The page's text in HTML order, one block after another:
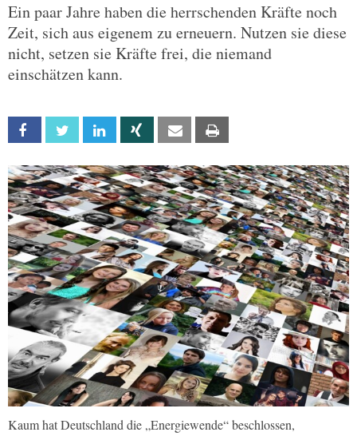
Ein paar Jahre haben die herrschenden Kräfte noch
Zeit, sich aus eigenem zu erneuern. Nutzen sie diese
nicht, setzen sie Kräfte frei, die niemand
einschätzen kann.
Facebook Twitter Linkedin Xing Email
Kaum hat Deutschland die „Energiewende“ beschlossen,